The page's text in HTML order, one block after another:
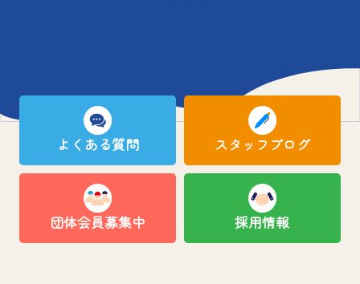
よくある質問 スタッフブログ
団体会員募集中 採用情報